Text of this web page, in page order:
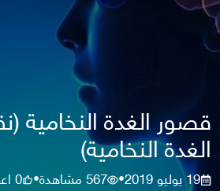
قصور الغدة
الغدة النخامية)
19 يوليو 2019 •
567مشاهدة•
0